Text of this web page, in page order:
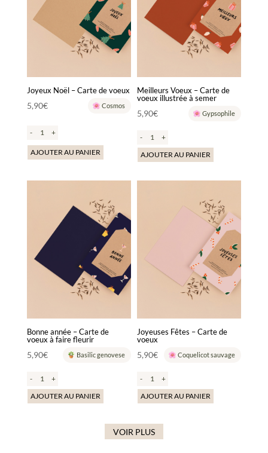
Joyeux Noël – Carte de voeux
5,90€ Cosmos
- +
AJOUTER AU PANIER
Meilleurs Voeux – Carte de
voeux illustrée à semer
5,90€ Gypsophile
-
+
AJOUTER AU PANIER
Bonne année – Carte de
voeux à faire fleurir
5,90€ Basilic genovese
-
+
AJOUTER AU PANIER
Joyeuses Fêtes – Carte de
voeux
5,90€ Coquelicot sauvage
-
+
AJOUTER AU PANIER
VOIR PLUS